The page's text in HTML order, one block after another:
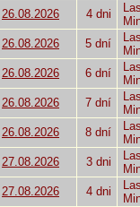
26.08.2026
4 dni
26.08.2026
5 dní
26.08.2026
6 dní
26.08.2026
7 dní
26.08.2026
8 dní
27.08.2026
3 dni
27.08.2026
4 dni